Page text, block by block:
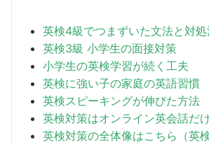
英検4級でつまずいた文法と対
英検3級 小学生の面接対策
小学生の英検学習が続く工夫
英検に強い子の家庭の英語習慣
英検スピーキングが伸びた方法
英検対策はオンライン英会話だ
英検対策の全体像はこちら（英